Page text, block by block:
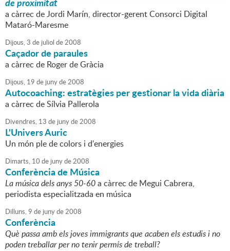
de proximitat
a càrrec de Jordi Marín, director-gerent Consorci Digital
Mataró-Maresme
Dijous,3 de juliol de2008
Caçador de paraules
a càrrec de Roger de Gràcia
Dijous, 19 de junyde2008
Autocoaching: estratègies per gestionar la vida diària
a càrrec de Sílvia Pallerola
Divendres, 13 de junyde2008
L'Univers Auric
Un món ple de colors i d'energies
Dimarts, 10 de junyde2008
Conferència de Música
La música dels anys 50-60a càrrec de Megui Cabrera,
periodista especialitzada en música
Dilluns,9 de junyde2008
Conferència
Què passa amb els joves immigrants que acaben els estudis i no
poden treballar per no tenir permís de treball?